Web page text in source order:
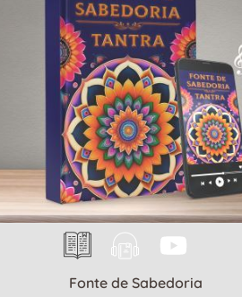
Fonte de Sabedoria